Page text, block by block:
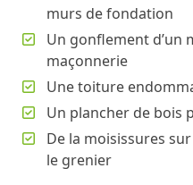
murs de fondation
Un gonflement d’un
maçonnerie
Une toiture
Un plancher de bois
De la moisissures
le grenier